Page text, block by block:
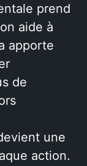
prend
aide à
apporte
de
une
action.